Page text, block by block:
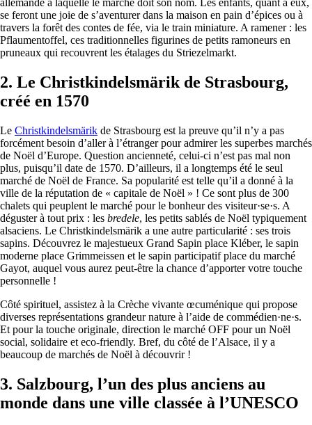
allemande à laquelle le marché doit son nom. Les enfants, quant à eux,
se feront une joie de s’aventurer dans la maison en pain d’épices ou à
travers la forêt des contes de fée, via le train miniature. A ramener : les
Pflaumentoffel, ces traditionnelles figurines de petits ramoneurs en
pruneaux qui recouvrent les étalages du Striezelmarkt.
2. Le Christkindelsmärik de Strasbourg,
créé en 1570
Le Christkindelsmärik de Strasbourg est la preuve qu’il n’y a pas
forcément besoin d’aller à l’étranger pour admirer les superbes marchés
de Noël d’Europe. Question ancienneté, celui-ci n’est pas mal non
plus, puisqu’il date de 1570. D’ailleurs, il a longtemps été le seul
marché de Noël de France. Sa popularité est telle qu’il a donné à la
ville de la réputation de « capitale de Noël » ! Ce sont plus de 300
chalets qui peuplent le marché pour le bonheur des visiteur·se·s. A
déguster à tout prix : les bredele, les petits sablés de Noël typiquement
alsaciens. Le Christkindelsmärik a une autre particularité : ses trois
sapins. Découvrez le majestueux Grand Sapin place Kléber, le sapin
moderne place Grimmeissen et le sapin participatif place du marché
Gayot, auquel vous aurez peut-être la chance d’apporter votre touche
personnelle !
Côté spirituel, assistez à la Crèche vivante œcuménique qui propose
diverses représentations grandeur nature à l’aide de commédien·ne·s.
Et pour la touche originale, direction le marché OFF pour un Noël
social, solidaire et eco-friendly. Bref, du côté de l’Alsace, il y a
beaucoup de marchés de Noël à découvrir !
3. Salzbourg, l’un des plus anciens au
monde dans une ville classée à l’UNESCO